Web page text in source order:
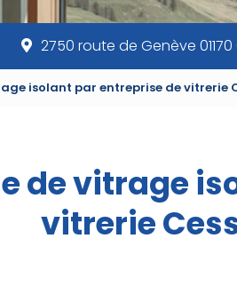
2750 route de Genève
isolant par entreprise de vitrerie
de vitrage
vitrerie